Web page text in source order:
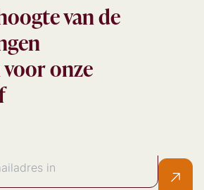
van de
onze